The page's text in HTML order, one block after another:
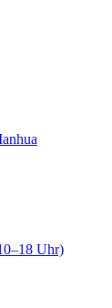
Uhr)